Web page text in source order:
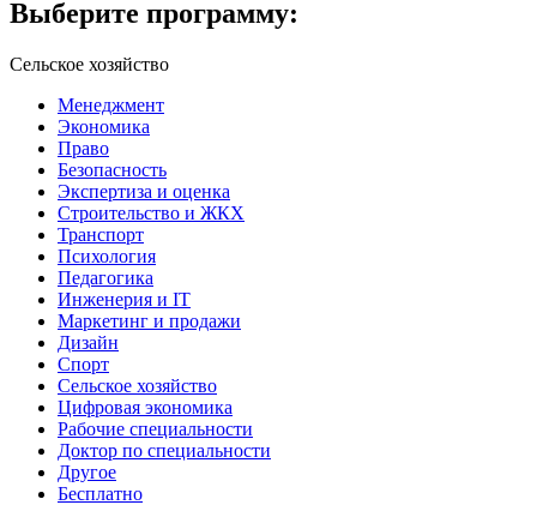
Выберите программу:
Сельское хозяйство
Менеджмент
Экономика
Право
Безопасность
Экспертиза и оценка
Строительство и ЖКХ
Транспорт
Психология
Педагогика
Инженерия и IT
Маркетинг и продажи
Дизайн
Спорт
Сельское хозяйство
Цифровая экономика
Рабочие специальности
Доктор по специальности
Другое
Бесплатно